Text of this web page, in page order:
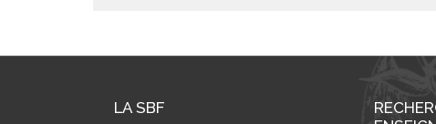
LA SBF